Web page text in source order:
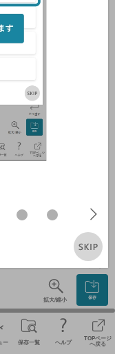
保存
拡大/縮小
ー 保存一覧 ヘルプ
TOPページ
へ戻る